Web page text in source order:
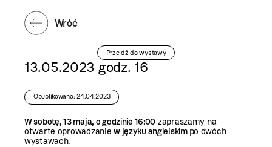
Wróć
Przejdź do wystawy
13.05.2023 godz. 16
Opublikowano: 24.04.2023
W sobotę, 13 maja, o godzinie 16:00 zapraszamy na
otwarte oprowadzaniew języku angielskim po dwóch
wystawach.